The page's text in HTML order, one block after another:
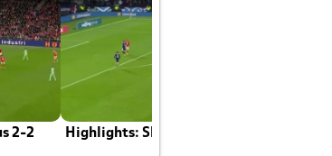
2-2 Highlights: Skotland - Danmark 4-2